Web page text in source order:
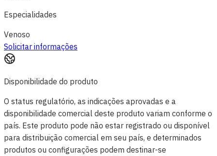
Especialidades
Venoso
Solicitar informações
Disponibilidade do produto
O status regulatório, as indicações aprovadas e a
disponibilidade comercial deste produto variam conforme o
país. Este produto pode não estar registrado ou disponível
para distribuição comercial em seu país, e determinados
produtos ou configurações podem destinar-se